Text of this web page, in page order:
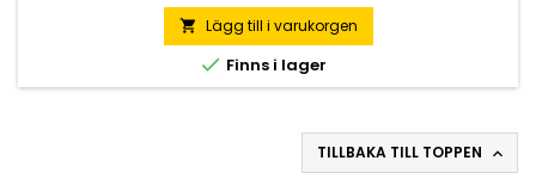
 Lägg till i varukorgen
 Finns i lager
TILLBAKA TILL TOPPEN 